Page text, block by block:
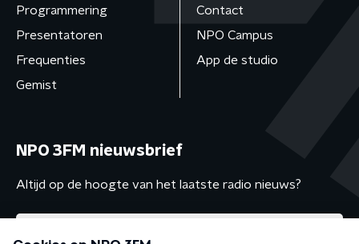
Programmering
Presentatoren
Frequenties
Gemist
Contact
NPO Campus
App de studio
NPO 3FM nieuwsbrief
Altijd op de hoogte van het laatste radio nieuws?